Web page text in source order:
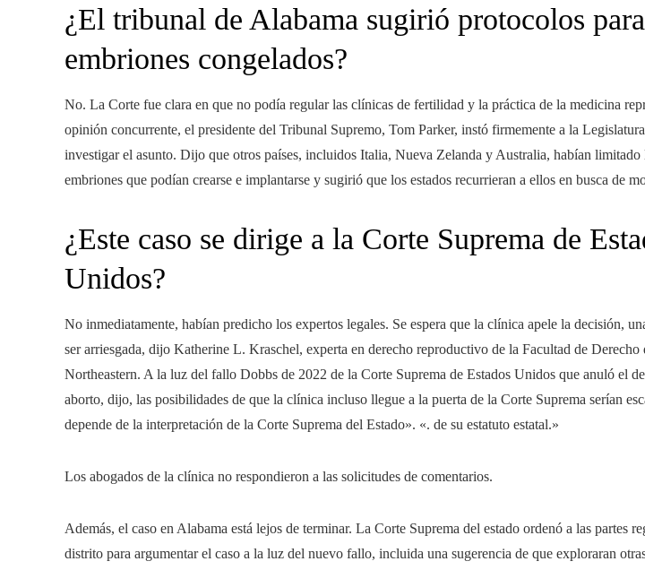
¿El tribunal de Alabama sugirió protocolos para
embriones congelados?
No. La Corte fue clara en que no podía regular las clínicas de fertilidad y la práctica de la medicina
opinión concurrente, el presidente del Tribunal Supremo, Tom Parker, instó firmemente a la
investigar el asunto. Dijo que otros países, incluidos Italia, Nueva Zelanda y Australia, habían limitado
embriones que podían crearse e implantarse y sugirió que los estados recurrieran a ellos en busca de
¿Este caso se dirige a la Corte Suprema de
Unidos?
No inmediatamente, habían predicho los expertos legales. Se espera que la clínica apele la decisión,
ser arriesgada, dijo Katherine L. Kraschel, experta en derecho reproductivo de la Facultad de Derecho
Northeastern. A la luz del fallo Dobbs de 2022 de la Corte Suprema de Estados Unidos que anuló el
aborto, dijo, las posibilidades de que la clínica incluso llegue a la puerta de la Corte Suprema serían
depende de la interpretación de la Corte Suprema del Estado». «. de su estatuto estatal.»
Los abogados de la clínica no respondieron a las solicitudes de comentarios.
Además, el caso en Alabama está lejos de terminar. La Corte Suprema del estado ordenó a las partes
distrito para argumentar el caso a la luz del nuevo fallo, incluida una sugerencia de que exploraran